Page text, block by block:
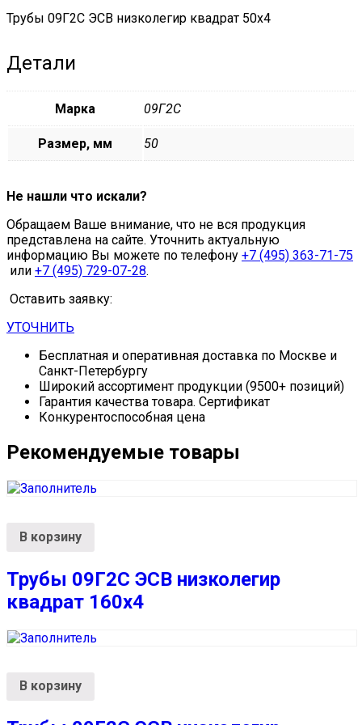
Трубы 09Г2С ЭСВ низколегир квадрат 50х4
Детали
Марка 09Г2С
Размер, мм 50
Не нашли что искали?
Обращаем Ваше внимание, что не вся продукция
представлена на сайте. Уточнить актуальную
информацию Вы можете по телефону +7 (495) 363-71-75
или +7 (495) 729-07-28.
Оставить заявку:
УТОЧНИТЬ
Бесплатная и оперативная доставка по Москве и
Санкт-Петербургу
Широкий ассортимент продукции (9500+ позиций)
Гарантия качества товара. Сертификат
Конкурентоспособная цена
Рекомендуемые товары
В корзину
Трубы 09Г2С ЭСВ низколегир
квадрат 160х4
В корзину